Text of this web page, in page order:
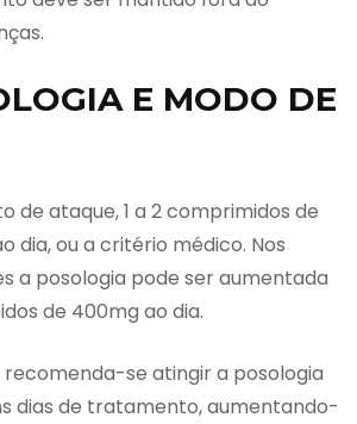
E MODO DE
de ataque, 1 a 2 comprimidos de
dia, ou a critério médico. Nos
a posologia pode ser aumentada
de 400mg ao dia.
recomenda-se atingir a posologia
dias de tratamento, aumentando-